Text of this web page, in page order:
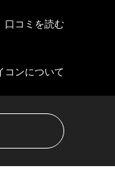
口コミを読む
コンについて